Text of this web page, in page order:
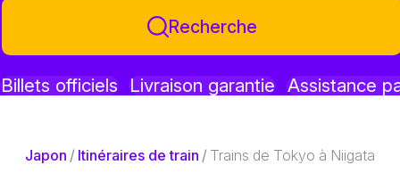
Recherche
Billets officiels Livraison garantie Assistance
Japon / Itinéraires de train / Trains de Tokyo à Niigata